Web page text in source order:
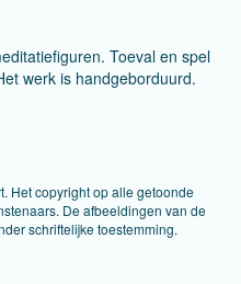
Toeval en spel
werk is handgeborduurd.
. Het copyright op alle getoonde
De afbeeldingen van de
schriftelijke toestemming.